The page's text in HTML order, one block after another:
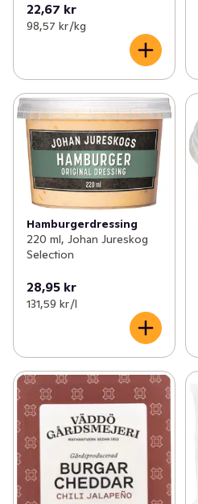
22,67 kr
98,57 kr /kg
Hamburgerdressing
220 ml, Johan Jureskog
Selection
28,95 kr
131,59 kr /l